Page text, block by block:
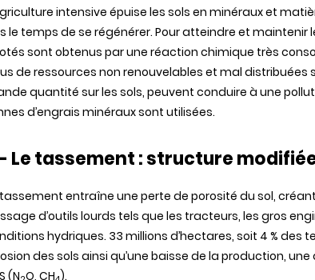
intensive épuise les sols en minérauxet
le temps de se régénérer. Pouratteindre et maintenir
sont obtenus parune réaction chimique très
de ressources non renouvelables et mal distribuées
quantité sur les sols, peuvent conduire à une
d’engrais minérauxsont utilisées.
Letassement: structure
tassement entraîne une perte de porosité du sol, créant
d’outils lourds tels que les tracteurs, les gros
hydriques. 33 millions d’hectares, soit 4 % des
des sols ainsi qu’une baisse de la production, une
(N O, CH ).